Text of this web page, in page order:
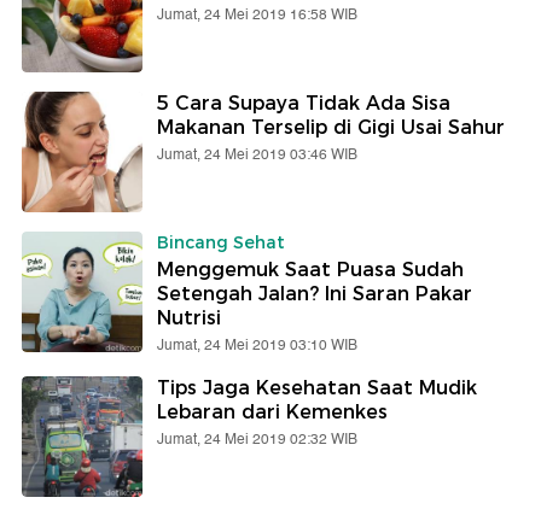
Jumat, 24 Mei 2019 16:58 WIB
5 Cara Supaya Tidak Ada Sisa
Makanan Terselip di Gigi Usai Sahur
Jumat, 24 Mei 2019 03:46 WIB
Bincang Sehat
Menggemuk Saat Puasa Sudah
Setengah Jalan? Ini Saran Pakar
Nutrisi
Jumat, 24 Mei 2019 03:10 WIB
Tips Jaga Kesehatan Saat Mudik
Lebaran dari Kemenkes
Jumat, 24 Mei 2019 02:32 WIB